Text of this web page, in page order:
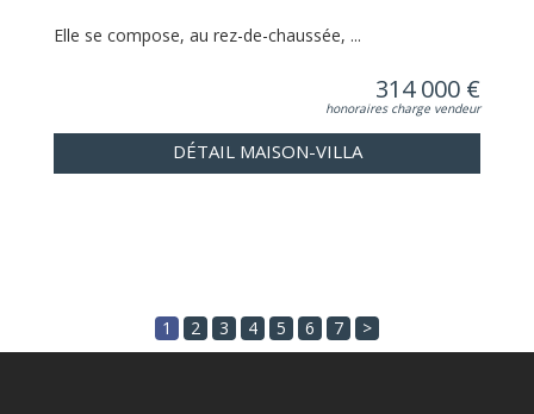
Elle se compose, au rez-de-chaussée, ...
314 000 €
honoraires charge vendeur
DÉTAIL MAISON-VILLA
1 2 3 4 5 6 7 >